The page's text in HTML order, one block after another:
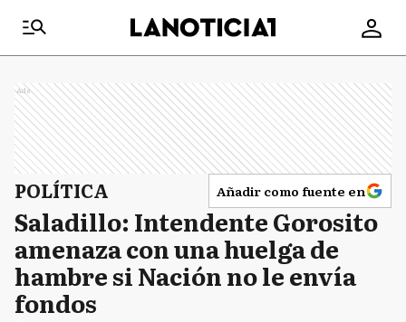
Ads
POLÍTICA Añadir como fuente en
Saladillo: Intendente Gorosito
amenaza con una huelga de
hambre si Nación no le envía
fondos